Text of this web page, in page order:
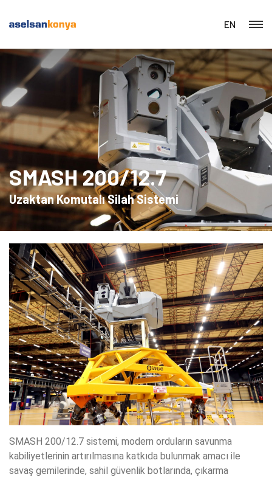
EN
SMASH 200/12.7
Uzaktan Komutalı Silah Sistemi
SMASH 200/12.7 sistemi, modern orduların savunma
kabiliyetlerinin artırılmasına katkıda bulunmak amacı ile
savaş gemilerinde, sahil güvenlik botlarında, çıkarma